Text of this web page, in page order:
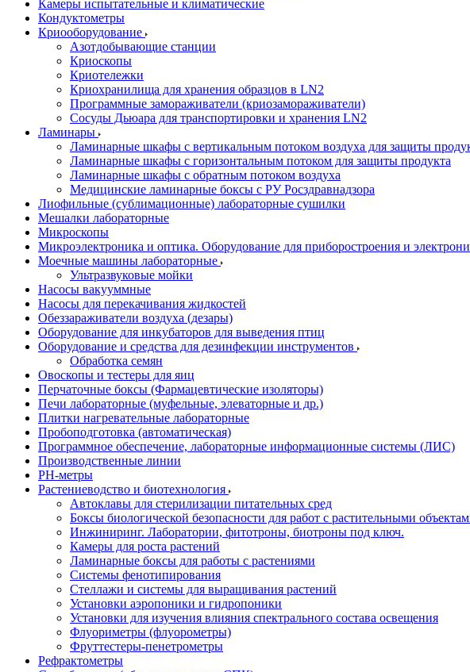
Камеры испытательные и климатические
Кондуктометры
Криооборудование
Азотдобывающие станции
Криоскопы
Криотележки
Криохранилища для хранения образцов в LN2
Программные замораживатели (криозамораживатели)
Сосуды Дьюара для транспортировки и хранения LN2
Ламинары
Ламинарные шкафы с вертикальным потоком воздуха для защиты
Ламинарные шкафы с горизонтальным потоком для защиты продукта
Ламинарные шкафы с обратным потоком воздуха
Медицинские ламинарные боксы с РУ Росздравнадзора
Лиофильные (сублимационные) лабораторные сушилки
Мешалки лабораторные
Микроскопы
Микроэлектроника и оптика. Оборудование для приборостроения и
Моечные машины лабораторные
Ультразвуковые мойки
Насосы вакууммные
Насосы для перекачивания жидкостей
Обеззараживатели воздуха (дезары)
Оборудование для инкубаторов для выведения птиц
Оборудование и средства для дезинфекции инструментов
Обработка семян
Овоскопы и тестеры для яиц
Перчаточные боксы (Фармацевтические изоляторы)
Печи лабораторные (муфельные, элеваторные и др.)
Плитки нагревательные лабораторные
Пробоподготовка (автоматическая)
Программное обеспечение, лабораторные информационные системы (ЛИС)
Производственные линии
РH-метры
Растениеводство и биотехнология
Автоклавы для стерилизации питательных сред
Боксы биологической безопасности для работ с растительными
Инжиниринг. Лаборатории, фитотроны, биотроны под ключ.
Камеры для роста растений
Ламинарные боксы для работы с растениями
Системы фенотипирования
Стеллажи и системы для выращивания растений
Установки аэропоники и гидропоники
Установки для изучения влияния спектрального состава освещения
Флуориметры (флуорометры)
Фруттестеры-пенетрометры
Рефрактометры